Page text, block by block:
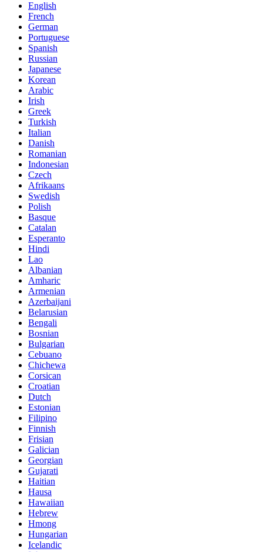
English
French
German
Portuguese
Spanish
Russian
Japanese
Korean
Arabic
Irish
Greek
Turkish
Italian
Danish
Romanian
Indonesian
Czech
Afrikaans
Swedish
Polish
Basque
Catalan
Esperanto
Hindi
Lao
Albanian
Amharic
Armenian
Azerbaijani
Belarusian
Bengali
Bosnian
Bulgarian
Cebuano
Chichewa
Corsican
Croatian
Dutch
Estonian
Filipino
Finnish
Frisian
Galician
Georgian
Gujarati
Haitian
Hausa
Hawaiian
Hebrew
Hmong
Hungarian
Icelandic